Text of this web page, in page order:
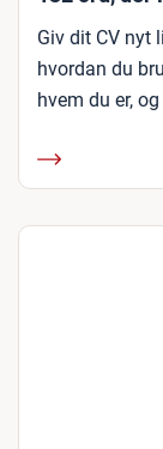
Giv dit CV nyt
hvordan du
hvem du er,